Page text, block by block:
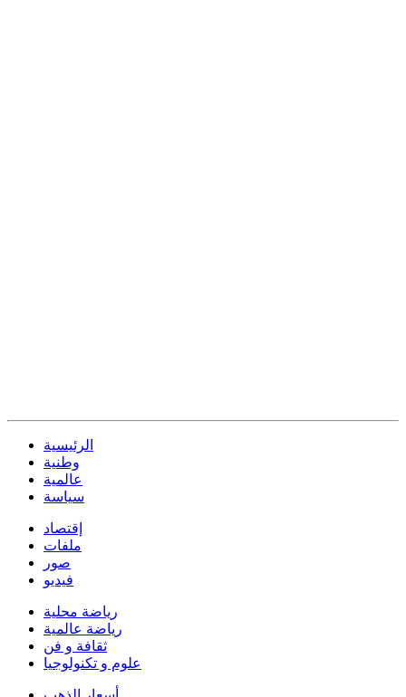
الرئيسية
وطنية
عالمية
سياسة
إقتصاد
ملفات
صور
فيديو
رياضة محلية
رياضة عالمية
ثقافة و فن
علوم و تكنولوجيا